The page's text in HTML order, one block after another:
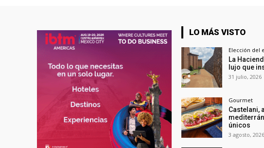
LO MÁS VISTO
Elección del
La
lujo que
31 julio, 2026
Gourmet
Castelani,
únicos
3 agosto, 2026